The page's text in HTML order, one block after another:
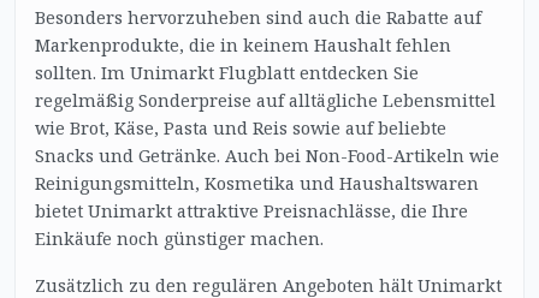
Besonders hervorzuheben sind auch die Rabatte auf
Markenprodukte, die in keinem Haushalt fehlen
sollten. Im Unimarkt Flugblatt entdecken Sie
regelmäßig Sonderpreise auf alltägliche Lebensmittel
wie Brot, Käse, Pasta und Reis sowie auf beliebte
Snacks und Getränke. Auch bei Non-Food-Artikeln wie
Reinigungsmitteln, Kosmetika und Haushaltswaren
bietet Unimarkt attraktive Preisnachlässe, die Ihre
Einkäufe noch günstiger machen.
Zusätzlich zu den regulären Angeboten hält Unimarkt